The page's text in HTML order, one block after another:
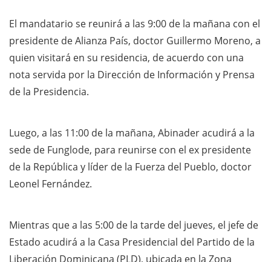
El mandatario se reunirá a las 9:00 de la mañana con el
presidente de Alianza País, doctor Guillermo Moreno, a
quien visitará en su residencia, de acuerdo con una
nota servida por la Dirección de Información y Prensa
de la Presidencia.
Luego, a las 11:00 de la mañana, Abinader acudirá a la
sede de Funglode, para reunirse con el ex presidente
de la República y líder de la Fuerza del Pueblo, doctor
Leonel Fernández.
Mientras que a las 5:00 de la tarde del jueves, el jefe de
Estado acudirá a la Casa Presidencial del Partido de la
Liberación Dominicana (PLD), ubicada en la Zona